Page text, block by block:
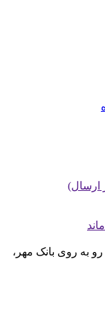
رو به روی بانک مهر،